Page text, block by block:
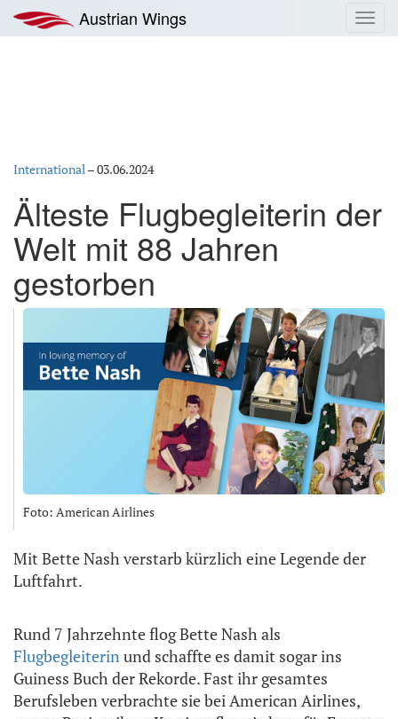
Inhalt
springen
Austrian Wings
International–03.06.2024
Älteste Flugbegleiterin der
Welt mit 88 Jahren
gestorben
Foto: American Airlines
Mit Bette Nash verstarb kürzlich eine Legende der
Luftfahrt.
Rund 7 Jahrzehnte flog Bette Nash als
Flugbegleiterinund schaffte es damit sogar ins
Guiness Buch der Rekorde. Fast ihr gesamtes
Berufsleben verbrachte sie bei American Airlines,